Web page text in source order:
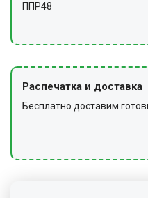
ППР48
Распечатка и доставка
Бесплатно доставим